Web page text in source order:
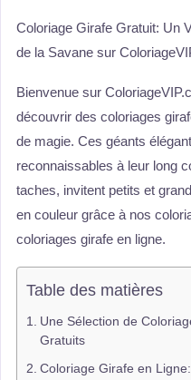
Coloriage Girafe Gratuit: Un
de la Savane sur
Bienvenue sur
découvrir des coloriages
de magie. Ces géants
reconnaissables à leur long
taches, invitent petits et
en couleur grâce à nos
coloriages girafe en ligne.
Table des matières
Une Sélection de
Gratuits
Coloriage Girafe en